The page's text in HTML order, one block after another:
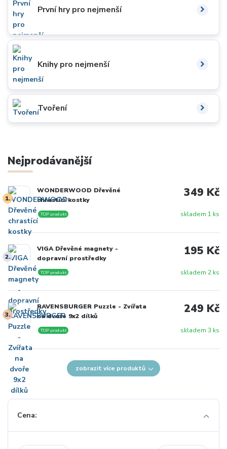
První hry pro nejmenší
Knihy pro nejmenší
Tvoření
Nejprodávanější
1.
WONDERWOOD Dřevěné
chrastící kostky
skladem 1 ks
TOP produkt
349 Kč
2.
VIGA Dřevěné magnety -
dopravní prostředky
skladem 2 ks
TOP produkt
195 Kč
3.
RAVENSBURGER Puzzle - Zvířata
na dvoře 9x2 dílků
skladem 3 ks
TOP produkt
249 Kč
zobrazit více produktů
Cena: